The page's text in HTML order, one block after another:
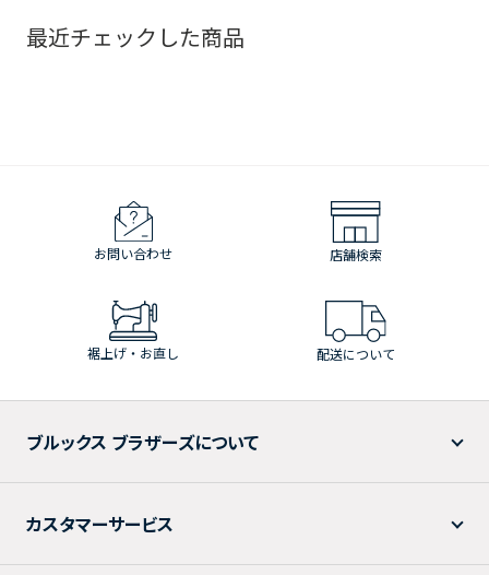
最近チェックした商品
お問い合わせ 店舗検索
裾上げ・お直し 配送について
ブルックス ブラザーズについて
カスタマーサービス